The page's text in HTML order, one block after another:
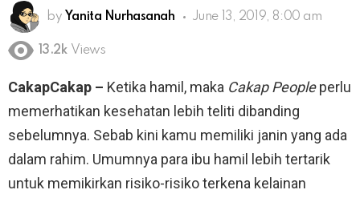
by Yanita Nurhasanah June 13, 2019, 8:00 am
13.2k Views
CakapCakap – Ketika hamil, maka Cakap Peopleperlu
memerhatikan kesehatan lebih teliti dibanding
sebelumnya. Sebab kini kamu memiliki janin yang ada
dalam rahim. Umumnya para ibu hamil lebih tertarik
untuk memikirkan risiko-risiko terkena kelainan